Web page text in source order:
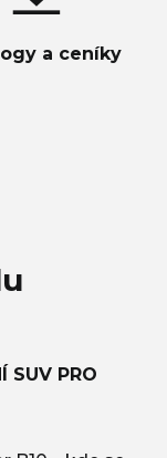
a ceníky
SUV PRO